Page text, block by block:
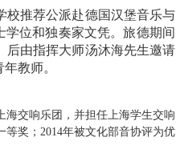
校推荐公派赴德国汉堡音乐与
学位和独奏家文凭。旅德期间
后由指挥大师汤沐海先生邀请
教师。
交响乐团，并担任上海学生交响
奖； 2014年被文化部音协评为优